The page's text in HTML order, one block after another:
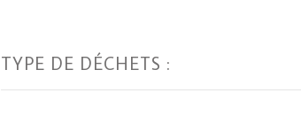
TYPE DE DÉCHETS :